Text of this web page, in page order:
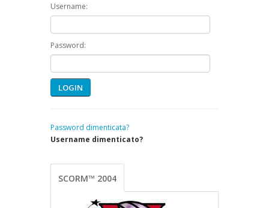
Username:
Password:
LOGIN
Password dimenticata?
Username dimenticato?
SCORM™ 2004